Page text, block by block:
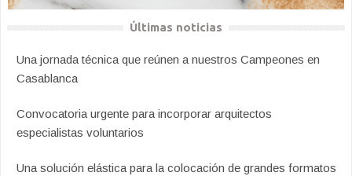
Últimas noticias
Una jornada técnica que reúnen a nuestros Campeones en
Casablanca
Convocatoria urgente para incorporar arquitectos
especialistas voluntarios
Una solución elástica para la colocación de grandes formatos